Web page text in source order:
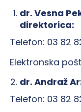
dr. Vesna
direktorica:
Telefon: 03 82
Elektronska
dr. Andraž
Telefon: 03 82